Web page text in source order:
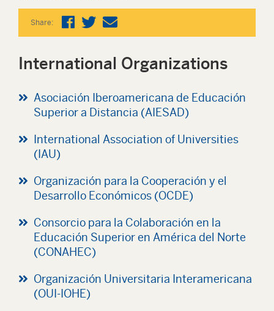
Share:
International Organizations
Asociación Iberoamericana de Educación
Superior a Distancia (AIESAD)
International Association of Universities
(IAU)
Organización para la Cooperación y el
Desarrollo Económicos (OCDE)
Consorcio para la Colaboración en la
Educación Superior en América del Norte
(CONAHEC)
Organización Universitaria Interamericana
(OUI-IOHE)